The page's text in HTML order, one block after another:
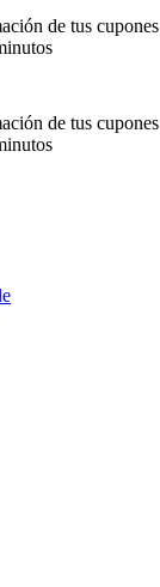
de tus cupones
de tus cupones